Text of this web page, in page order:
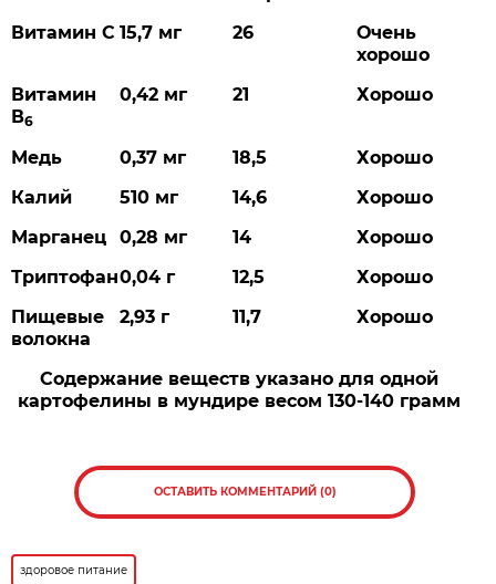
Витамин С 15,7 мг 26
Очень
хорошо
Витамин
В6
0,42 мг 21 Хорошо
Медь 0,37 мг 18,5
Хорошо
Калий
510 мг 14,6
Хорошо
Марганец
0,28 мг 14
Хорошо
Триптофан0,04 г 12,5
Хорошо
Пищевые
волокна
2,93 г 11,7 Хорошо
Содержание веществ указано для одной
картофелины в мундире весом 130-140 грамм
ОСТАВИТЬ КОММЕНТАРИЙ (0)
здоровое питание